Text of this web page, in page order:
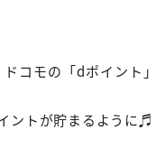
コモの「dポイント」
ントが貯まるように♬